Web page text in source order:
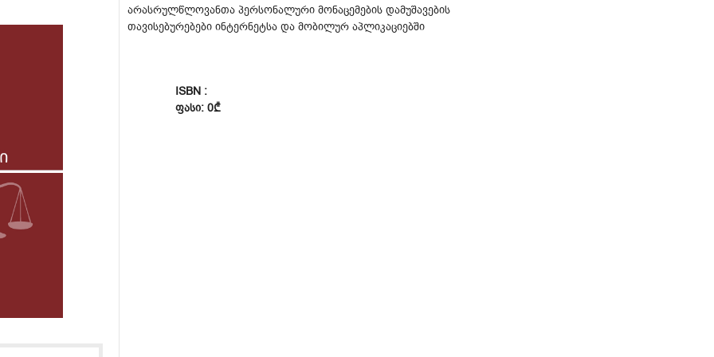
არასრულწლოვანთა პერსონალური მონაცემების დამუშავების
თავისებურებები ინტერნეტსა და მობილურ აპლიკაციებში
ISBN :
ᲤᲐᲡᲘ: 0₾